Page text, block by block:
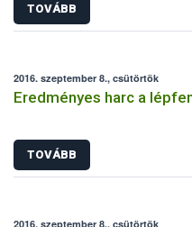
TOVÁBB
2016. szeptember 8., csütörtök
Eredményes harc a
TOVÁBB
2016. szeptember 8., csütörtök